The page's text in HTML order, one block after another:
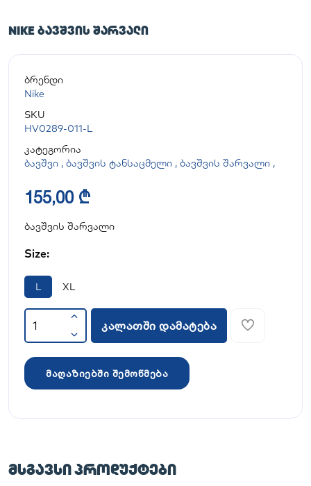
NIKE ᲑᲐᲕᲨᲕᲘᲡ ᲨᲐᲠᲕᲐᲚᲘ
ბრენდი
Nike
SKU
HV0289-011-L
კატეგორია
ბავშვი , ბავშვის ტანსაცმელი , ბავშვის შარვალი ,
155,00 ₾
ბავშვის შარვალი
Size:
L XL
კალათში დამატება
მაღაზიებში შემოწმება
ᲛᲡᲒᲐᲕᲡᲘ ᲞᲠᲝᲓᲣᲥᲢᲔᲑᲘ